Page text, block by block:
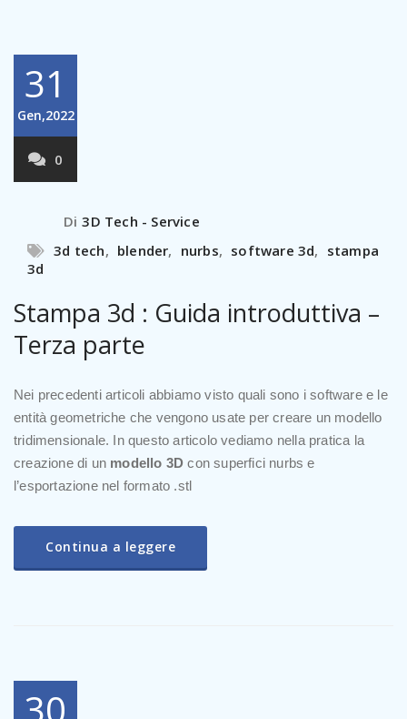
31
Gen,2022
0
Di 3D Tech - Service
3d tech, blender, nurbs, software 3d, stampa
3d
Stampa 3d : Guida introduttiva –
Terza parte
Nei precedenti articoli abbiamo visto quali sono i software e le
entità geometriche che vengono usate per creare un modello
tridimensionale. In questo articolo vediamo nella pratica la
creazione di un modello 3D con superfici nurbs e
l’esportazione nel formato .stl
Continua a leggere